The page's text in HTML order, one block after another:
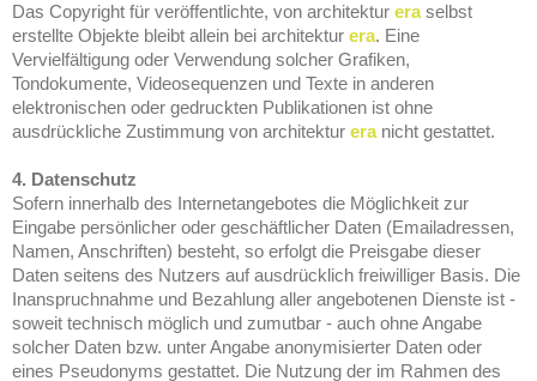
Das Copyright für veröffentlichte, von architektur eraselbst
erstellte Objekte bleibt allein bei architektur era. Eine
Vervielfältigung oder Verwendung solcher Grafiken,
Tondokumente, Videosequenzen und Texte in anderen
elektronischen oder gedruckten Publikationen ist ohne
ausdrückliche Zustimmung von architektur eranicht gestattet.
4. Datenschutz
Sofern innerhalb des Internetangebotes die Möglichkeit zur
Eingabe persönlicher oder geschäftlicher Daten (Emailadressen,
Namen, Anschriften) besteht, so erfolgt die Preisgabe dieser
Daten seitens des Nutzers auf ausdrücklich freiwilliger Basis. Die
Inanspruchnahme und Bezahlung aller angebotenen Dienste ist -
soweit technisch möglich und zumutbar - auch ohne Angabe
solcher Daten bzw. unter Angabe anonymisierter Daten oder
eines Pseudonyms gestattet. Die Nutzung der im Rahmen des